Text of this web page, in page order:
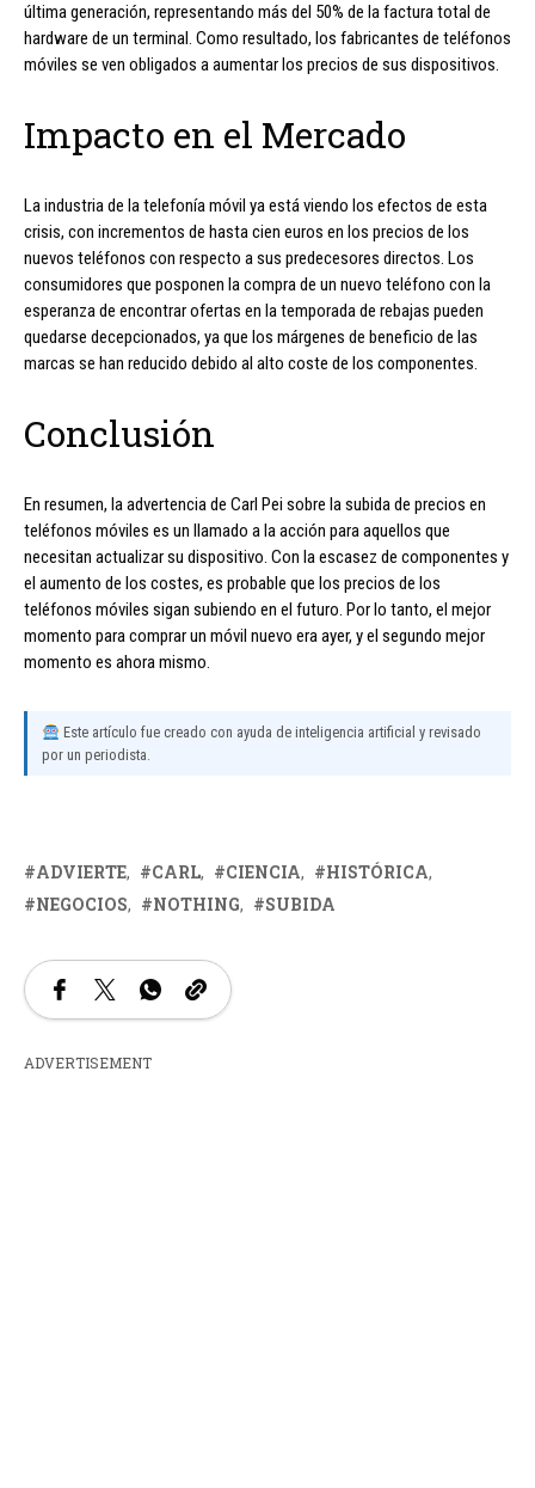
última generación, representando más del 50% de la factura total de
hardware de un terminal. Como resultado, los fabricantes de teléfonos
móviles se ven obligados a aumentar los precios de sus dispositivos.
Impacto en el Mercado
La industria de la telefonía móvil ya está viendo los efectos de esta
crisis, con incrementos de hasta cien euros en los precios de los
nuevos teléfonos con respecto a sus predecesores directos. Los
consumidores que posponen la compra de un nuevo teléfono con la
esperanza de encontrar ofertas en la temporada de rebajas pueden
quedarse decepcionados, ya que los márgenes de beneficio de las
marcas se han reducido debido al alto coste de los componentes.
Conclusión
En resumen, la advertencia de Carl Pei sobre la subida de precios en
teléfonos móviles es un llamado a la acción para aquellos que
necesitan actualizar su dispositivo. Con la escasez de componentes y
el aumento de los costes, es probable que los precios de los
teléfonos móviles sigan subiendo en el futuro. Por lo tanto, el mejor
momento para comprar un móvil nuevo era ayer, y el segundo mejor
momento es ahora mismo.
Este artículo fue creado con ayuda de inteligencia artificial y revisado
por un periodista.
ADVIERTE CARL CIENCIA
HISTÓRICA
NEGOCIOS
NOTHING SUBIDA
ADVERTISEMENT